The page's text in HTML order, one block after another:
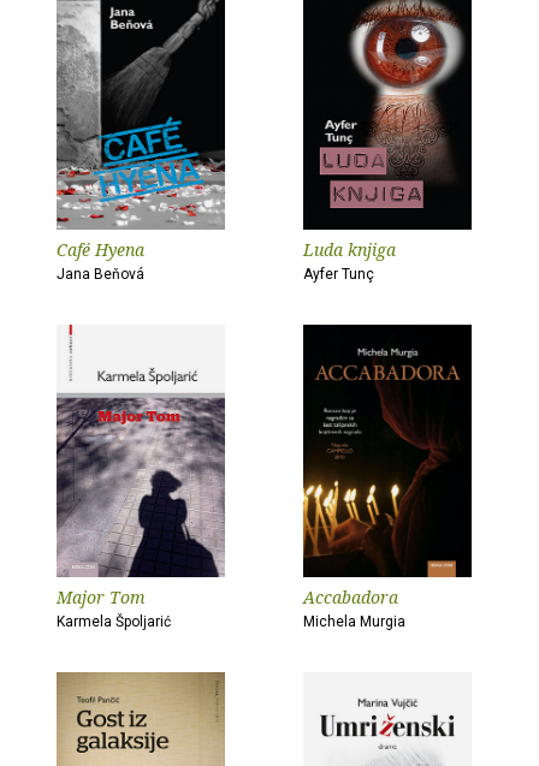
Café Hyena
Jana Beňová
Luda knjiga
Ayfer Tunç
Major Tom
Karmela Špoljarić
Accabadora
Michela Murgia